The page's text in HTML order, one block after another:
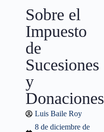
Sobre el
Impuesto
de
Sucesiones
y
Donaciones
Luis Baile Roy
8 de diciembre de